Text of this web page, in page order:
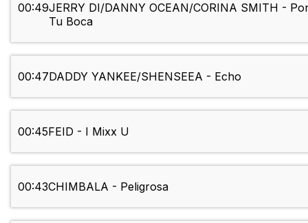
00:49JERRY DI/DANNY OCEAN/CORINA SMITH -
Tu Boca
00:47DADDY YANKEE/SHENSEEA - Echo
00:45FEID - I Mixx U
00:43CHIMBALA - Peligrosa